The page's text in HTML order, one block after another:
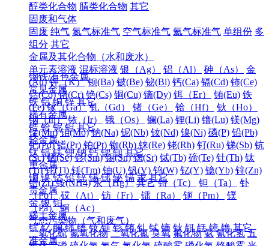
醇类化合物 腈类化合物 其它
固废和气体
固废 纯气 氮气标准气 空气标准气 氦气标准气 单组份 多
组分 其它
金属及其化合物（水和废水）
单元素溶液 混标溶液 银（Ag） 铝（Al） 砷（As）
金
(Au) 钾（K） 钡(Ba) 铍(Be) 铋(Bi) 钙(Ca) 镉(Cd) 铈(Ce)
钴(Co) 铬(Cr) 铯(Cs) 铜(Cu) 镝(Dy) 铒（Er） 铕(Eu) 铁
(Fe) 镓（Ga） 钆（Gd） 锗（Ge） 铪（Hf）
钬（Ho）
铟（In） 铱（Ir） 锇（Os） 镧(La) 锂(Li) 镥(Lu) 镁(Mg)
锰(Mn) 钼(Mo) 钠(Na) 铌(Nb) 钕(Nd) 镍(Ni) 磷(P) 铅(Pb)
钯(Pd) 镨(Pr) 铂(Pt) 铷(Rb) 铼(Re) 铑(Rh) 钌(Ru) 锑(Sb) 钪
(Sc) 硒(Se) 钐(Sm) 锡(Sn) 锶(Sr) 铽(Tb) 碲(Te) 钍(Th) 钛
(Ti) 铊(Tl) 铥(Tm) 铀(U) 钒(V) 钨(W) 钇(Y) 镱(Yb) 锌(Zn)
锆(Zr) 铵(NH4) 汞（Hg） 其它 锝（Tc） 钽（Ta）
钋
（Po） 砹（At） 钫（Fr） 镭（Ra） 钷（Pm）
镤
（Pa） 锕（Ac）
气态污染物（气和废气）
二氧化硫 氮氧化物 二氧化氮 臭氧 氟化物 氨 氰化氢 五
钢铁/有色金属
常见金属
铁 铝 铜 锌 其它
稀有金属
锆 铪 铌 钽 其它
轻金属
钛 铝 镁 钾 钠 钙 锶 钡 其它
重金属
铜 镍 钴 铅 锌 锡 锑 铋 镉 汞 其它
贵金属
金 银 铂
稀土金属
钪 钇 镧 铈 镨 钕 钷 钐 铕 钆 铽 镝 钬 铒 铥 镱 镥 其它
准金属